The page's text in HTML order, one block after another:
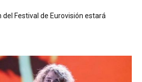
del Festival de Eurovisión estará